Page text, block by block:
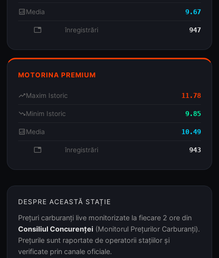
analyticsMedia 9.67
database înregistrări 947
MOTORINA PREMIUM
trending_upMaxim Istoric 11.78
trending_downMinim Istoric 9.85
analyticsMedia 10.49
database înregistrări 943
DESPRE ACEASTĂ STAȚIE
Prețuri carburanți live monitorizate la fiecare 2 ore din
Consiliul Concurenței (Monitorul Prețurilor Carburanți).
Prețurile sunt raportate de operatorii stațiilor și
verificate prin canale oficiale.